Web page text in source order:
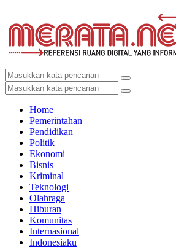
Home
Pemerintahan
Pendidikan
Politik
Ekonomi
Bisnis
Kriminal
Teknologi
Olahraga
Hiburan
Komunitas
Internasional
Indonesiaku